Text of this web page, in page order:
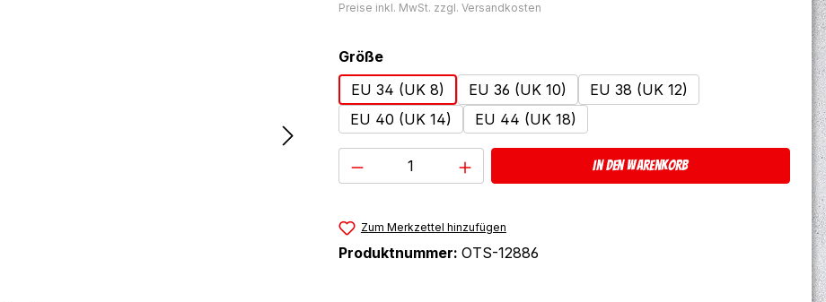
Preise inkl. MwSt. zzgl. Versandkosten
Größeauswählen
EU 34 (UK 8)
EU 36 (UK 10)
EU 38 (UK 12)
EU 40 (UK 14)
EU 44 (UK 18)
Produkt Anzahl: Gib den gewünschten Wert
In den Warenkorb
Zum Merkzettel hinzufügen
Produktnummer: OTS-12886